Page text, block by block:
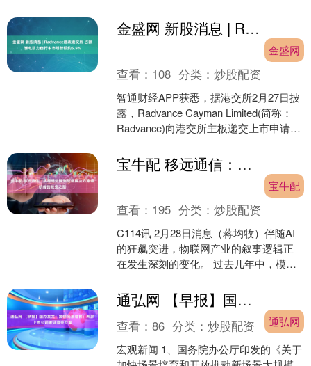
年群体，持续开展....
金盛网 新股消息 | Radvance递表港交所 占欧洲电助力自行车市场份额约5.9%
金盛网
查看： 108 分类：炒股配资
智通财经APP获悉，据港交所2月27日披
露，Radvance Cayman Limited(简称：
Radvance)向港交所主板递交上市申请，
宝牛配 移远通信：从模组先锋到整体解决方案领航者的蜕变之路
宝牛配
查看： 195 分类：炒股配资
C114讯 2月28日消息（蒋均牧）伴随AI
的狂飙突进，物联网产业的叙事逻辑正
在发生深刻的变化。 过去几年中，模组
增长带来了一....
通弘网 【早报】国办发文！加快场景培育；两家上市公司被证监会立案
通弘网
查看：86 分类：炒股配资
宏观新闻 1、国务院办公厅印发的《关于